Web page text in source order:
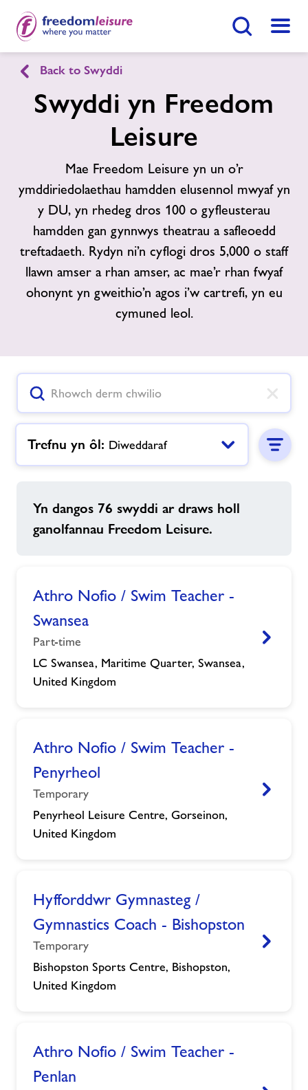
English Cymraeg
Ein Cyfleusterau
Gwersi Nofio
Cymunedau Iach
Newyddion
Amdanon ni
Swyddi
Ymunwch Nawr
Dod O Hyd I Ganolfan
Back to Swyddi
Swyddi yn Freedom
Leisure
Mae Freedom Leisure yn un o’r
ymddiriedolaethau hamdden elusennol mwyaf yn
y DU, yn rhedeg dros 100 o gyfleusterau
hamdden gan gynnwys theatrau a safleoedd
treftadaeth. Rydyn ni’n cyflogi dros 5,000 o staff
llawn amser a rhan amser, ac mae’r rhan fwyaf
ohonynt yn gweithio’n agos i’w cartrefi, yn eu
cymuned leol.
Trefnu yn ôl: Diweddaraf
Yn dangos 76 swyddi ar draws holl
ganolfannau Freedom Leisure.
Athro Nofio / Swim Teacher -
Swansea
Part-time
LC Swansea, Maritime Quarter, Swansea,
United Kingdom
Athro Nofio / Swim Teacher -
Penyrheol
Temporary
Penyrheol Leisure Centre, Gorseinon,
United Kingdom
Hyfforddwr Gymnasteg /
Gymnastics Coach - Bishopston
Temporary
Bishopston Sports Centre, Bishopston,
United Kingdom
Athro Nofio / Swim Teacher -
Penlan